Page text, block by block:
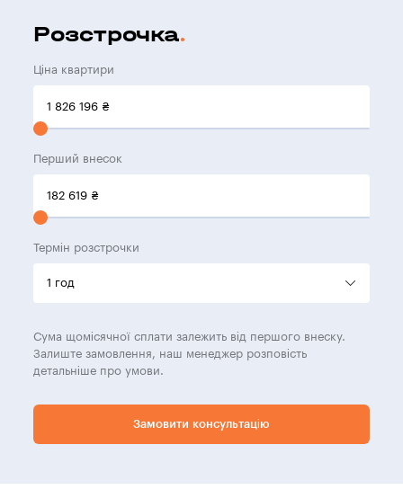
Розстрочка
Ціна квартири
1 826 196 ₴
Перший внесок
182 619 ₴
Термін розстрочки
Сума щомісячної сплати залежить від першого внеску.
Залиште замовлення, наш менеджер розповість
детальніше про умови.
Замовити консультацію